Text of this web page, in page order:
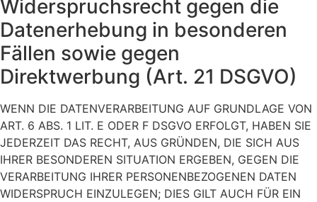
Widerspruchsrecht gegen die
Datenerhebung in besonderen
Fällen sowie gegen
Direktwerbung (Art. 21 DSGVO)
WENN DIE DATENVERARBEITUNG AUF GRUNDLAGE VON
ART. 6 ABS. 1 LIT. E ODER F DSGVO ERFOLGT, HABEN SIE
JEDERZEIT DAS RECHT, AUS GRÜNDEN, DIE SICH AUS
IHRER BESONDEREN SITUATION ERGEBEN, GEGEN DIE
VERARBEITUNG IHRER PERSONENBEZOGENEN DATEN
WIDERSPRUCH EINZULEGEN; DIES GILT AUCH FÜR EIN